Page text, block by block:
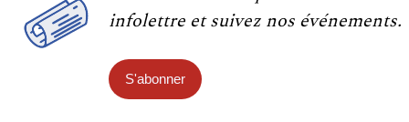
infolettre et suivez nos événements.
S'abonner